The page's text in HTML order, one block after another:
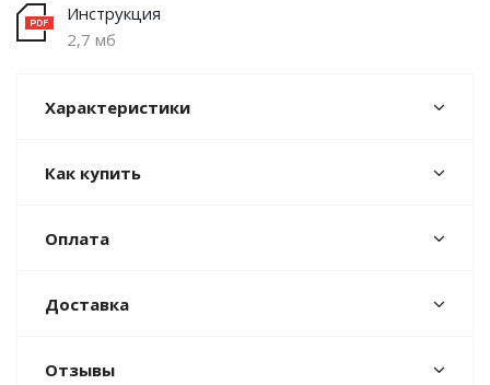
Инструкция
2,7 мб
Характеристики
Как купить
Оплата
Доставка
Отзывы